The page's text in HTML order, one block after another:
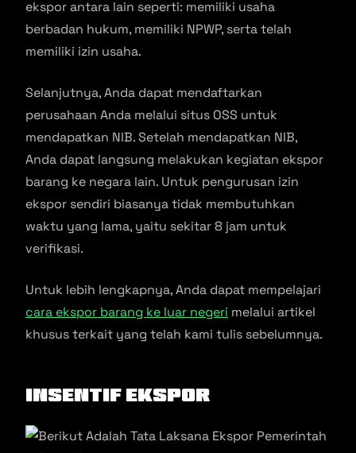
ekspor antara lain seperti: memiliki usaha
berbadan hukum, memiliki NPWP, serta telah
memiliki izin usaha.
Selanjutnya, Anda dapat mendaftarkan
perusahaan Anda melalui situs OSS untuk
mendapatkan NIB. Setelah mendapatkan NIB,
Anda dapat langsung melakukan kegiatan ekspor
barang ke negara lain. Untuk pengurusan izin
ekspor sendiri biasanya tidak membutuhkan
waktu yang lama, yaitu sekitar 8 jam untuk
verifikasi.
Untuk lebih lengkapnya, Anda dapat mempelajari
cara ekspor barang ke luar negeri melalui artikel
khusus terkait yang telah kami tulis sebelumnya.
Insentif Ekspor